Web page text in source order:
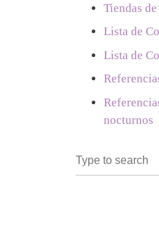
Tiendas
Lista de
Lista de
nocturnos
Search
for: